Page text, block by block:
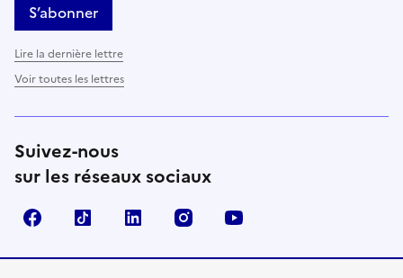
S’abonner
Lire la dernière lettre
Voir toutes les lettres
Suivez-nous
sur les réseaux sociaux
FacebookTikTok LinkedIn Instagram